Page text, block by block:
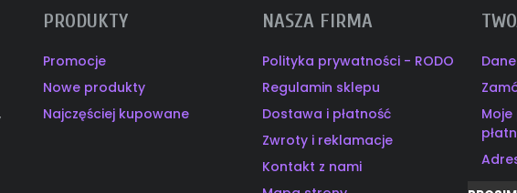
PRODUKTY
Promocje
Nowe produkty
Najczęściej kupowane
NASZA FIRMA
Polityka prywatności - RODO
Regulamin sklepu
Dostawa i płatność
Zwroty i reklamacje
Kontakt z nami